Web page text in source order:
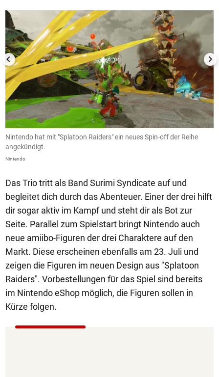
Nintendo hat mit "Splatoon Raiders" ein neues Spin-off der Reihe
angekündigt.
Nintendo
Das Trio tritt als Band Surimi Syndicate auf und
begleitet dich durch das Abenteuer. Einer der drei hilft
dir sogar aktiv im Kampf und steht dir als Bot zur
Seite. Parallel zum Spielstart bringt Nintendo auch
neue amiibo-Figuren der drei Charaktere auf den
Markt. Diese erscheinen ebenfalls am 23. Juli und
zeigen die Figuren im neuen Design aus "Splatoon
Raiders". Vorbestellungen für das Spiel sind bereits
im Nintendo eShop möglich, die Figuren sollen in
Kürze folgen.